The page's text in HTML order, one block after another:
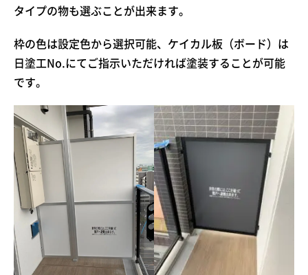
タイプの物も選ぶことが出来ます。
枠の色は設定色から選択可能、ケイカル板（ボード）は
日塗工No.にてご指示いただければ塗装することが可能
です。